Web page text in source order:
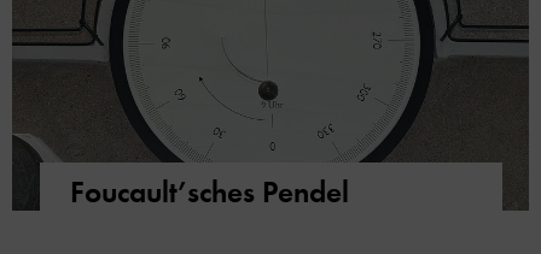
Foucault’sches Pendel